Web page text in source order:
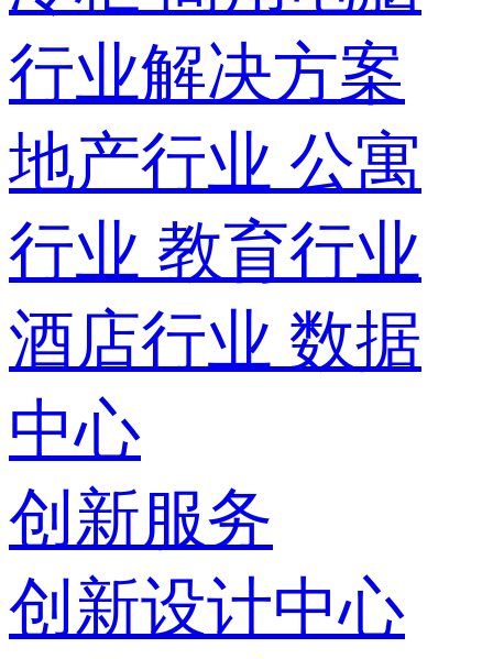
行业解决方案
地产行业 公寓
行业 教育行业
酒店行业 数据
中心
创新服务
创新设计中心